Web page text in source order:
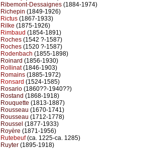
Ribemont-Dessaignes (1884-1974)
Richepin (1849-1926)
Rictus (1867-1933)
Rilke (1875-1926)
Rimbaud (1854-1891)
Roches (1542 ?-1587)
Roches (1520 ?-1587)
Rodenbach (1855-1898)
Roinard (1856-1930)
Rollinat(1846-1903)
Romains (1885-1972)
Ronsard (1524-1585)
Rosario (1860??-1940??)
Rostand (1868-1918)
Rouquette (1813-1887)
Rousseau (1670-1741)
Rousseau (1712-1778)
Roussel (1877-1933)
Royère (1871-1956)
Rutebeuf(ca. 1225-ca. 1285)
Ruyter (1895-1918)